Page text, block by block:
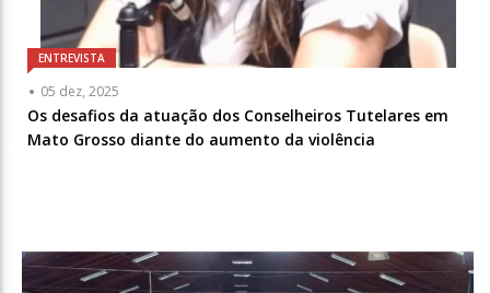
ENTREVISTA
05 dez, 2025
Os desafios da atuação dos Conselheiros Tutelares em
Mato Grosso diante do aumento da violência